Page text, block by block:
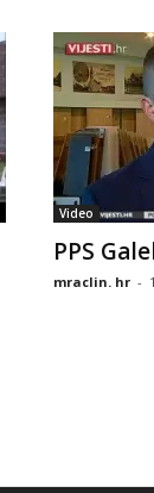
Video
PPS
mraclin. hr -